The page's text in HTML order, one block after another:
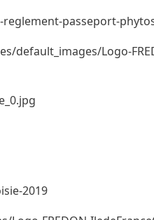
passeport-
Logo-
2019